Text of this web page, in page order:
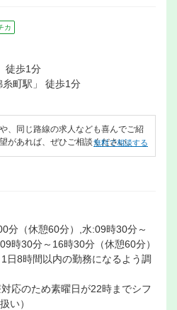
カ
徒歩1分
町駅」 徒歩1分
、同じ路線の求人なども喜んでご紹
があれば、ぜひご相談ください。
無料で相談する
分（休憩60分）,水:09時30分～
時30分～16時30分（休憩60分）
日8時間以内の勤務になるよう調
応のため素曜日が22時までシフ
い）